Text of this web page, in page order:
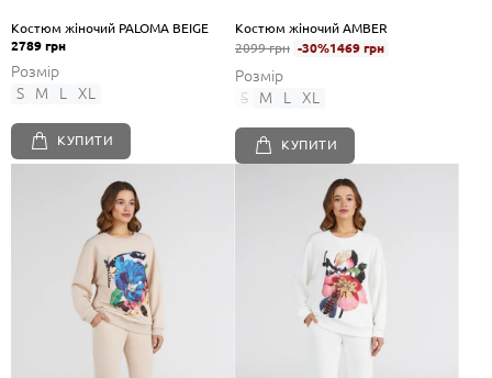
Костюм жіночий PALOMA BEIGE
2789 грн
Розмір
S
M L XL
КУПИТИ
Костюм жіночий AMBER
2099 грн -30%1469 грн
Розмір
S
M L XL
КУПИТИ